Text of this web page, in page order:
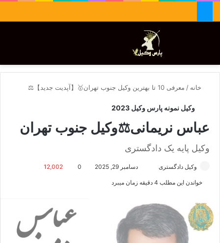
تغییر پوسته
خانه / معرفی 10 تا بهترین وکیل جنوب تهران🥇【آپدیت جدید】⚖️
وکیل نمونه پارس وکیل 2023
عباس نریمانی⚖️وکیل جنوب تهران
وکیل پایه یک دادگستری
وکیل دادگستری
ا
ل
ا
ی
دسامبر 29, 2025 0
12,002
خواندن این مطلب 4 دقیقه زمان میبرد